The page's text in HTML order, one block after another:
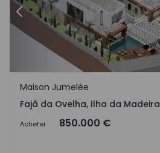
Précédent
Fajã da Ovelha, Ilha da Madeira
Maison Jumelée
Fajã da Ovelha, Ilha da Madeira
Acheter 850.000 €